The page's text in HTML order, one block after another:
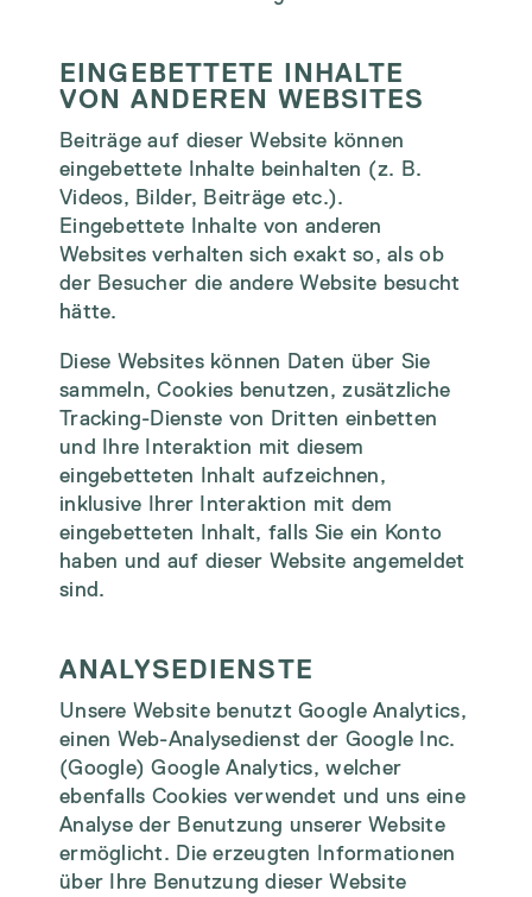
EINGEBETTETE INHALTE
VON ANDEREN WEBSITES
Beiträge auf dieser Website können
eingebettete Inhalte beinhalten (z. B.
Videos, Bilder, Beiträge etc.).
Eingebettete Inhalte von anderen
Websites verhalten sich exakt so, als ob
der Besucher die andere Website besucht
hätte.
Diese Websites können Daten über Sie
sammeln, Cookies benutzen, zusätzliche
Tracking-Dienste von Dritten einbetten
und Ihre Interaktion mit diesem
eingebetteten Inhalt aufzeichnen,
inklusive Ihrer Interaktion mit dem
eingebetteten Inhalt, falls Sie ein Konto
haben und auf dieser Website angemeldet
sind.
ANALYSEDIENSTE
Unsere Website benutzt Google Analytics,
einen Web-Analysedienst der Google Inc.
(Google) Google Analytics, welcher
ebenfalls Cookies verwendet und uns eine
Analyse der Benutzung unserer Website
ermöglicht. Die erzeugten Informationen
über Ihre Benutzung dieser Website